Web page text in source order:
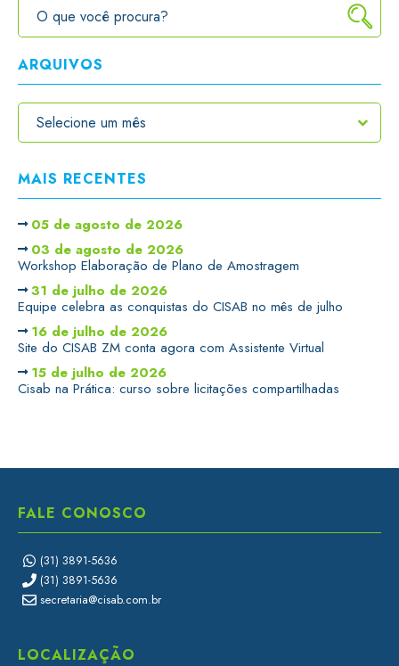
ARQUIVOS
MAIS RECENTES
05 de agosto de 2026
03 de agosto de 2026
Workshop Elaboração de Plano de Amostragem
31 de julho de 2026
Equipe celebra as conquistas do CISAB no mês de julho
16 de julho de 2026
Site do CISAB ZM conta agora com Assistente Virtual
15 de julho de 2026
Cisab na Prática: curso sobre licitações compartilhadas
FALE CONOSCO
(31) 3891-5636
(31) 3891-5636
secretaria@cisab.com.br
LOCALIZAÇÃO